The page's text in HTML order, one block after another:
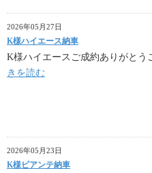
2026年05月27日
K様ハイエース納車
K様ハイエースご成約ありがとう
きを読む
2026年05月23日
K様ビアンテ納車